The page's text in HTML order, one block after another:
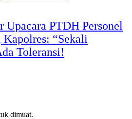
Upacara PTDH Personel
“Sekali
Toleransi!
dimuat.